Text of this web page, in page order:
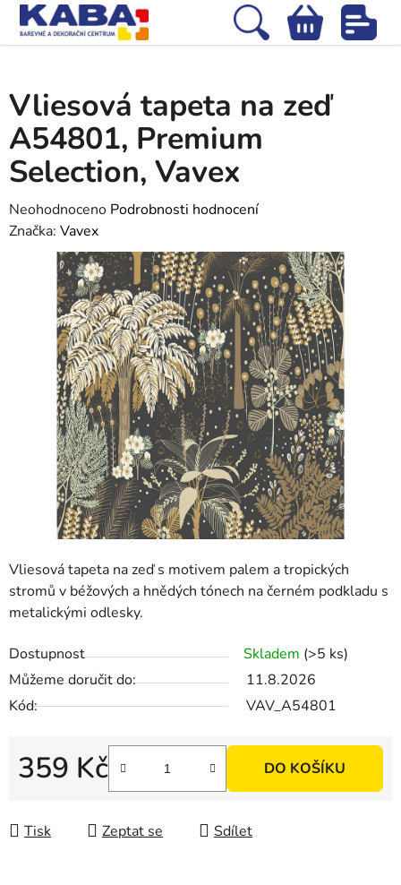
Přejít
obsah
Hledat
NÁKUPNÍ
Vliesová tapeta na zeď s motivem palem a tropických
stromů v béžových a hnědých tónech na černém podkladu s
metalickými odlesky.
Dostupnost Skladem (>5 ks)
Můžeme doručit do:
11.8.2026
Kód:
VAV_A54801
359 Kč DO KOŠÍKU
Tisk Zeptat se Sdílet
Vliesová tapeta na zeď
A54801, Premium
Selection, Vavex
Průměrné
hodnocení
produktu
hvězdiček.
Neohodnoceno Podrobnosti hodnocení
Značka: Vavex